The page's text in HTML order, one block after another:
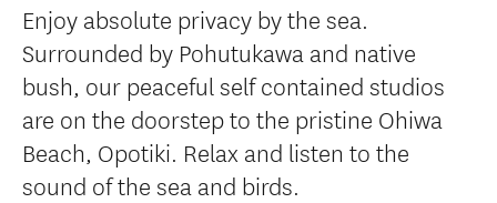
Enjoy absolute privacy by the sea.
Surrounded by Pohutukawa and native
bush, our peaceful self contained studios
are on the doorstep to the pristine Ohiwa
Beach, Opotiki. Relax and listen to the
sound of the sea and birds.